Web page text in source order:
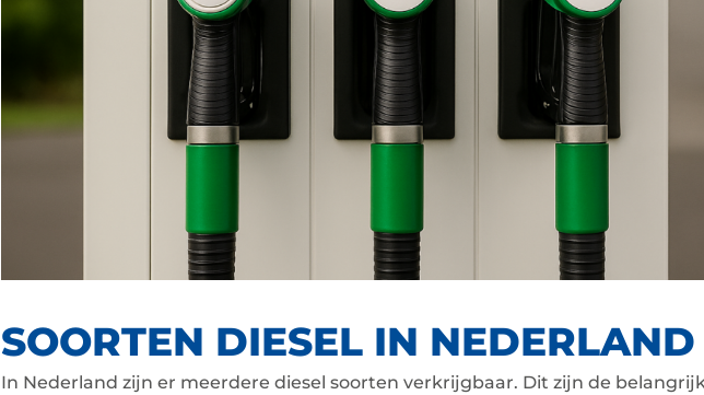
SOORTEN DIESEL IN NEDERLAND
In Nederland zijn er meerdere diesel soorten verkrijgbaar. Dit zijn de